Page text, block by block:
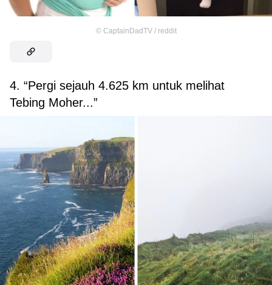
© CaptainDadTV / reddit
4. “Pergi sejauh 4.625 km untuk melihat
Tebing Moher...”